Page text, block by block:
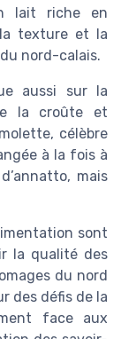
lait riche en
la texture et la
nord-calais.
aussi sur la
la croûte et
célèbre
à la fois à
mais
sont
la qualité des
du nord
des défis de la
face aux